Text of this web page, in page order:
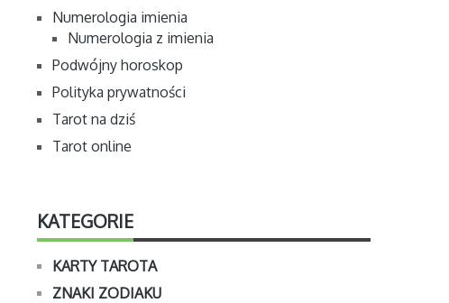
Numerologia imienia
Numerologia z imienia
Podwójny horoskop
Polityka prywatności
Tarot na dziś
Tarot online
KATEGORIE
KARTY TAROTA
ZNAKI ZODIAKU